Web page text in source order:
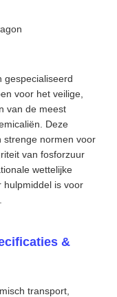
gespecialiseerd
voor het veilige,
van de meest
Deze
strenge normen voor
van fosforzuur
wettelijke
hulpmiddel is voor
&
transport,